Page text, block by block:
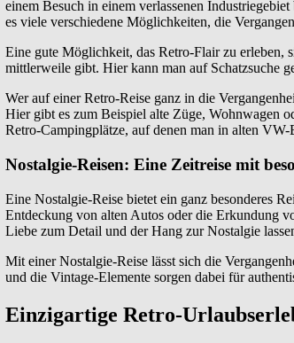
einem Besuch in einem verlassenen
es viele verschiedene Möglichkeiten, die
Eine gute Möglichkeit, das Retro-Flair zu erleben,
mittlerweile gibt. Hier kann man auf Schatzsuche
Wer auf einer Retro-Reise ganz in die
Hier gibt es zum Beispiel alte Züge, Wohnwagen
Retro-Campingplätze, auf denen man in alten
Nostalgie-Reisen: Eine Zeitreise mit
Eine Nostalgie-Reise bietet ein ganz besonderes
Entdeckung von alten Autos oder die Erkundung
Liebe zum Detail und der Hang zur Nostalgie
Mit einer Nostalgie-Reise lässt sich die
und die Vintage-Elemente sorgen dabei für
Einzigartige Retro-